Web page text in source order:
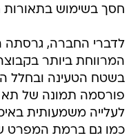
חסך בשימוש בתאורות
לדברי החברה, גרסתה
המרווחת ביותר
בשטח הטעינה ובחלל
פורסמה תמונה של תא
לעלייה משמעותית
כמו גם ברמת המפרט